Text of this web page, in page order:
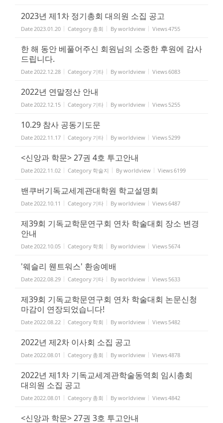
2023년 제1차 정기총회 대의원 소집 공고
Date 2023.01.20 Category 총회 Byworldview Views4755
한 해 동안 베풀어주신 회원님의 소중한 후원에 감사
드립니다.
Date 2022.12.28 Category 기타 Byworldview Views6083
2022년 연말정산 안내
Date 2022.12.15 Category 기타 Byworldview Views 5255
10.29 참사 공동기도문
Date 2022.11.17 Category 기타 Byworldview Views 5299
<신앙과 학문> 27권 4호 투고안내
Date 2022.11.02 Category 학술지 Byworldview Views6199
밴쿠버기독교세계관대학원 학교설명회
Date 2022.10.11 Category 기타 Byworldview Views6487
제39회 기독교학문연구회 연차 학술대회 장소 변경
안내
Date 2022.10.05 Category 학회 Byworldview Views 5674
'웨슬리 웬트워스' 환송예배
Date 2022.08.29 Category 기타 Byworldview Views 5633
제39회 기독교학문연구회 연차 학술대회 논문신청
마감이 연장되었습니다!
Date 2022.08.22 Category 학회 Byworldview Views 5482
2022년 제2차 이사회 소집 공고
Date 2022.08.01 Category 총회 Byworldview Views4878
2022년 제1차 기독교세계관학술동역회 임시총회
대의원 소집 공고
Date 2022.08.01 Category 총회 Byworldview Views4842
<신앙과 학문> 27권 3호 투고안내